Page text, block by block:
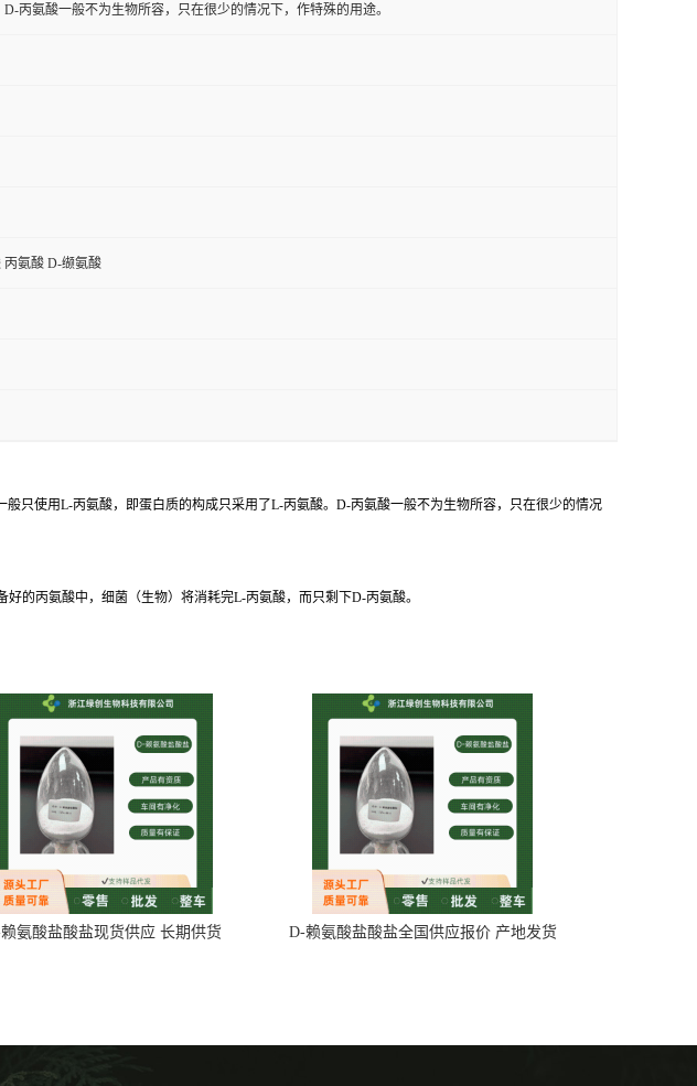
丙氨酸一般不为生物所容，只在很少的情况下，作特殊的用途。
丙氨酸 D-缬氨酸
只使用L-丙氨酸，即蛋白质的构成只采用了L-丙氨酸。D-丙氨酸一般不为生物所容，只在很少的情况
的丙氨酸中，细菌（生物）将消耗完L-丙氨酸，而只剩下D-丙氨酸。
氨酸盐酸盐现货供应 长期供货 D-赖氨酸盐酸盐全国供应报价 产地发货